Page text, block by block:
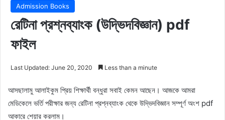
Admission Books
রেটিনা প্রশ্নব্যাংক (উদ্ভিদবিজ্ঞান) pdf
ফাইল
Last Updated: June 20, 2020 Less than a minute
আসছালামু আলাইকুম প্রিয় শিক্ষার্থী বন্ধুরা সবাই কেমন আছেন। আজকে আমরা
মেডিকেলে ভর্তি পরীক্ষার জন্য রেটিনা প্রশ্নব্যাংক থেকে উদ্ভিদবিজ্ঞান সম্পূর্ণ অংশ pdf
আকারে শেয়ার করলাম।